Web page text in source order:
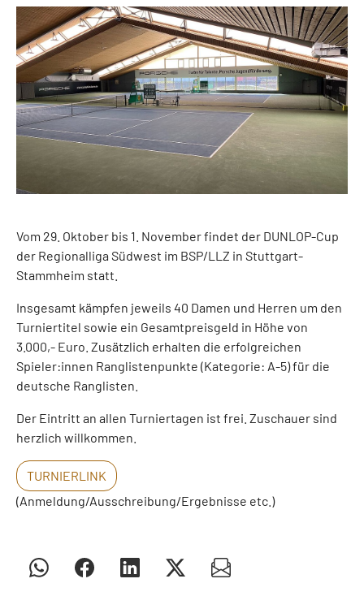
Vom 29. Oktober bis 1. November findet der DUNLOP-Cup
der Regionalliga Südwest im BSP/LLZ in Stuttgart-
Stammheim statt.
Insgesamt kämpfen jeweils 40 Damen und Herren um den
Turniertitel sowie ein Gesamtpreisgeld in Höhe von
3.000,- Euro. Zusätzlich erhalten die erfolgreichen
Spieler:innen Ranglistenpunkte (Kategorie: A-5) für die
deutsche Ranglisten.
Der Eintritt an allen Turniertagen ist frei. Zuschauer sind
herzlich willkommen.
TURNIERLINK
(Anmeldung/Ausschreibung/Ergebnisse etc.)